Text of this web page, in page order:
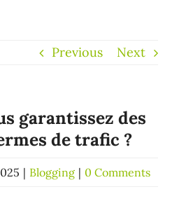
Previous Next
garantissez des
de trafic ?
| Blogging | 0 Comments